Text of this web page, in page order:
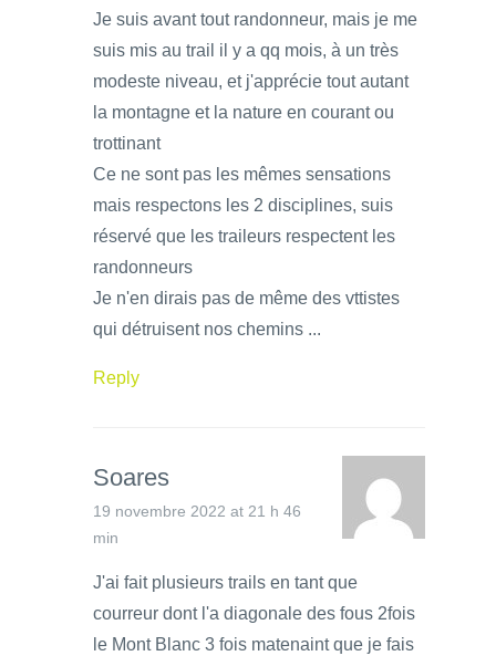
Je suis avant tout randonneur, mais je me
suis mis au trail il y a qq mois, à un très
modeste niveau, et j'apprécie tout autant
la montagne et la nature en courant ou
trottinant
Ce ne sont pas les mêmes sensations
mais respectons les 2 disciplines, suis
réservé que les traileurs respectent les
randonneurs
Je n'en dirais pas de même des vttistes
qui détruisent nos chemins ...
Reply
Soares
19 novembre 2022 at 21 h 46
min
J'ai fait plusieurs trails en tant que
courreur dont l'a diagonale des fous 2fois
le Mont Blanc 3 fois matenaint que je fais